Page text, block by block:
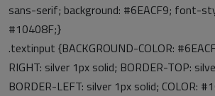
sans-serif; background: #6EACF9; font-
#10408F;}
.textinput {BACKGROUND-COLOR:
RIGHT: silver 1px solid; BORDER-TOP:
BORDER-LEFT: silver 1px solid; COLOR: